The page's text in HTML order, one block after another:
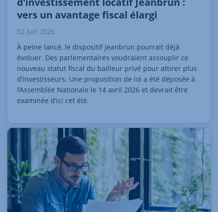
vers un avantage fiscal élargi
02 Juin 2026
À peine lancé, le dispositif Jeanbrun pourrait déjà
évoluer. Des parlementaires voudraient assouplir ce
nouveau statut fiscal du bailleur privé pour attirer plus
d’investisseurs. Une proposition de loi a été déposée à
l’Assemblée Nationale le 14 avril 2026 et devrait être
examinée d’ici cet été.